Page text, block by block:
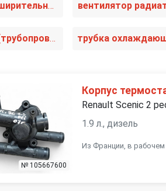
бачок расширительный вентилятор
патрубок (трубопровод, шланг)
№ 105667600
Корпус
Renault Scenic 2
1.9 л., дизель
Из Франции, в рабочем